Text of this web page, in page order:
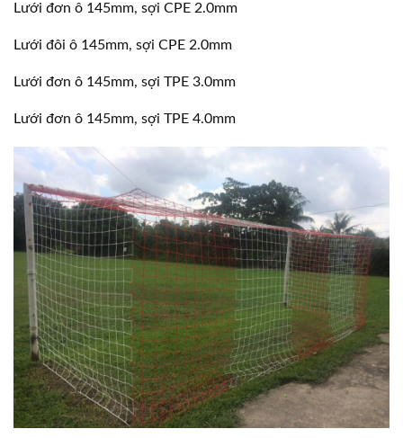
Lưới đơn ô 145mm, sợi CPE 2.0mm
Lưới đôi ô 145mm, sợi CPE 2.0mm
Lưới đơn ô 145mm, sợi TPE 3.0mm
Lưới đơn ô 145mm, sợi TPE 4.0mm